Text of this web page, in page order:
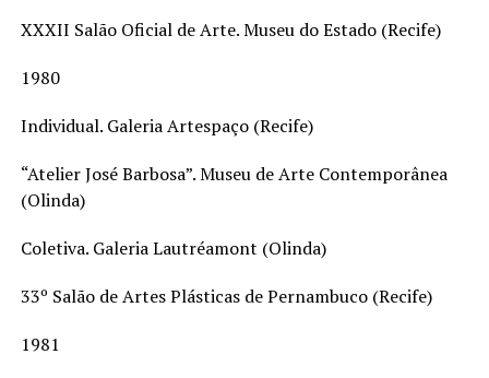
XXXII Salão Oficial de Arte. Museu do Estado (Recife)
1980
Individual. Galeria Artespaço (Recife)
“Atelier José Barbosa”. Museu de Arte Contemporânea
(Olinda)
Coletiva. Galeria Lautréamont (Olinda)
33º Salão de Artes Plásticas de Pernambuco (Recife)
1981